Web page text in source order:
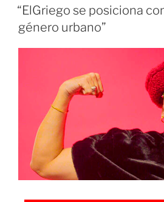
“ElGriego se posiciona
género urbano”